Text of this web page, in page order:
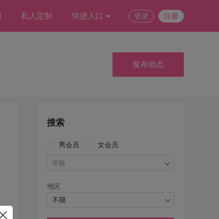
私人定制 快捷入口 登录 注册
发布动态
搜索
男会员 女会员
年龄
地区
不限